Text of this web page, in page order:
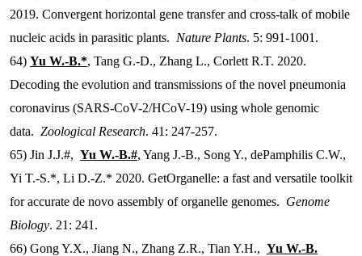
2019. Convergent horizontal gene transfer and cross-talk of mobile
nucleic acids in parasitic plants. Nature Plants. 5: 991-1001.
64) Yu W.-B.*, Tang G.-D., Zhang L., Corlett R.T. 2020.
Decoding the evolution and transmissions of the novel pneumonia
coronavirus (SARS-CoV-2/HCoV-19) using whole genomic
data. Zoological Research. 41: 247-257.
65) Jin J.J.#, Yu W.-B.#, Yang J.-B., Song Y., dePamphilis C.W.,
Yi T.-S.*, Li D.-Z.* 2020. GetOrganelle: a fast and versatile toolkit
for accurate de novo assembly of organelle genomes. Genome
Biology. 21: 241.
66) Gong Y.X., Jiang N., Zhang Z.R., Tian Y.H., Yu W.-B.